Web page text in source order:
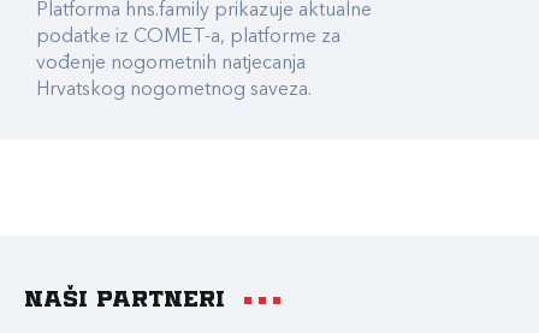
Platforma hns.family prikazuje aktualne
podatke iz COMET-a, platforme za
vođenje nogometnih natjecanja
Hrvatskog nogometnog saveza.
Naši partneri